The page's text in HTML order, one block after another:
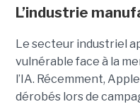
L’industrie
Le secteur industriel
vulnérable face à la
l’IA. Récemment,
dérobés lors de